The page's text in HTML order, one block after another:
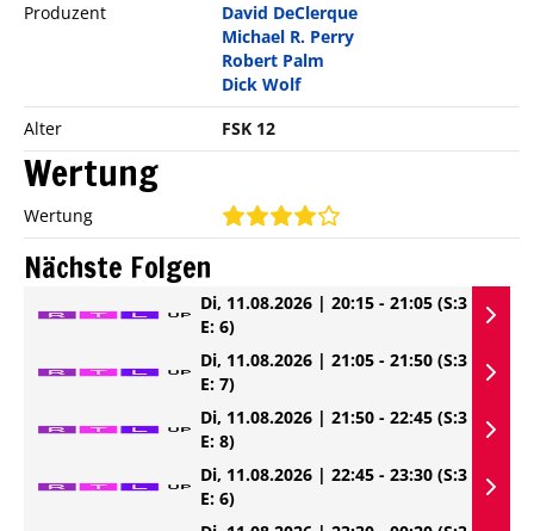
Produzent
David DeClerque
Michael R. Perry
Robert Palm
Dick Wolf
Alter
FSK 12
Wertung
Wertung
Nächste Folgen
Di, 11.08.2026 | 20:15 - 21:05 (S:3
E: 6)
Di, 11.08.2026 | 21:05 - 21:50 (S:3
E: 7)
Di, 11.08.2026 | 21:50 - 22:45 (S:3
E: 8)
Di, 11.08.2026 | 22:45 - 23:30 (S:3
E: 6)